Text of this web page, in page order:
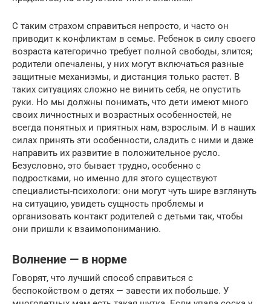
С таким страхом справиться непросто, и часто он
приводит к конфликтам в семье. Ребенок в силу своего
возраста категорично требует полной свободы, злится;
родители опечалены, у них могут включаться разные
защитные механизмы, и дистанция только растет. В
таких ситуациях сложно не винить себя, не опустить
руки. Но мы должны понимать, что дети имеют много
своих личностных и возрастных особенностей, не
всегда понятных и приятных нам, взрослым. И в наших
силах принять эти особенности, сладить с ними и даже
направить их развитие в положительное русло.
Безусловно, это бывает трудно, особенно с
подростками, но именно для этого существуют
специалисты-психологи: они могут чуть шире взглянуть
на ситуацию, увидеть сущность проблемы и
организовать контакт родителей с детьми так, чтобы
они пришли к взаимопониманию.
Волнение — в норме
Говорят, что лучший способ справиться с
беспокойством о детях — завести их побольше. У